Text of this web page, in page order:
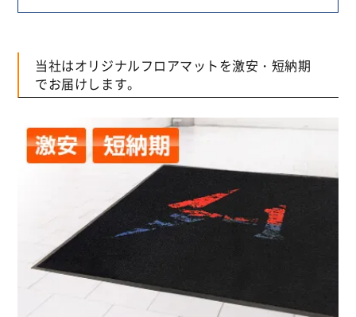
当社はオリジナルフロアマットを激安・短納期
でお届けします。